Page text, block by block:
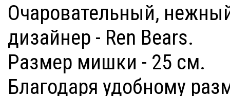
Очаровательный,
дизайнер - Ren Bears.
Размер мишки - 25 см.
Благодаря удобному